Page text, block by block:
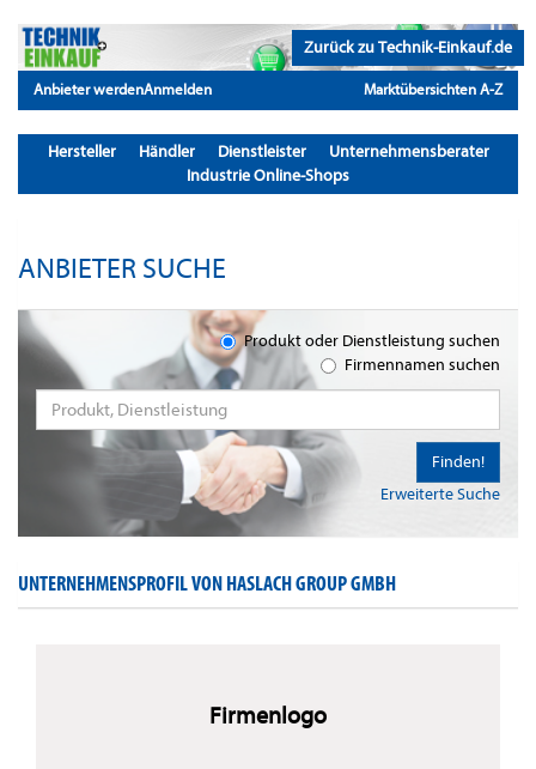
Zurück zu Technik-Einkauf.de
Anbieter werdenAnmelden Marktübersichten A-Z
Hersteller Händler Dienstleister
Unternehmensberater
Industrie Online-Shops
ANBIETER SUCHE
Produkt oder Dienstleistung suchen
Firmennamen suchen
Erweiterte Suche
Finden!
UNTERNEHMENSPROFIL VON HASLACH GROUP GMBH
Firmenlogo